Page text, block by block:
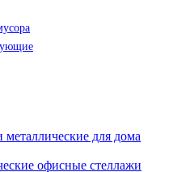
металлические для дома
офисные стеллажи